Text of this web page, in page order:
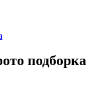
подборка